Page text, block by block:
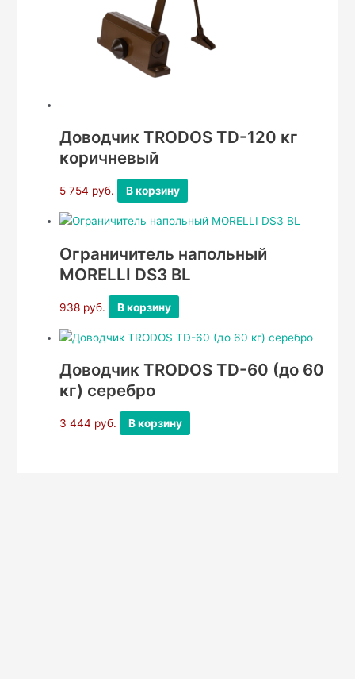
Доводчик TRODOS TD-120 кг
коричневый
5 754 руб. В корзину
Ограничитель напольный
MORELLI DS3 BL
938 руб. В корзину
Доводчик TRODOS TD-60 (до 60
кг) серебро
3 444 руб. В корзину